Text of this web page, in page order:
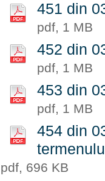
451 din
pdf, 1 MB
452 din
pdf, 1 MB
453 din
pdf, 1 MB
454 din
pdf, 696 KB